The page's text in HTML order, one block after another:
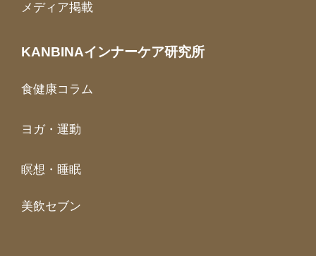
メディア掲載
KANBINAインナーケア研究所
食健康コラム
ヨガ・運動
瞑想・睡眠
美飲セブン